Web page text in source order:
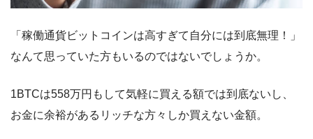
「稼働通貨ビットコインは高すぎて自分には到底無理！」
なんて思っていた方もいるのではないでしょうか。
1BTCは558万円もして気軽に買える額では到底ないし、
お金に余裕があるリッチな方々しか買えない金額。